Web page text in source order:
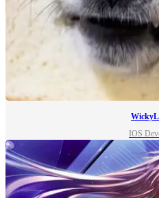
IOS